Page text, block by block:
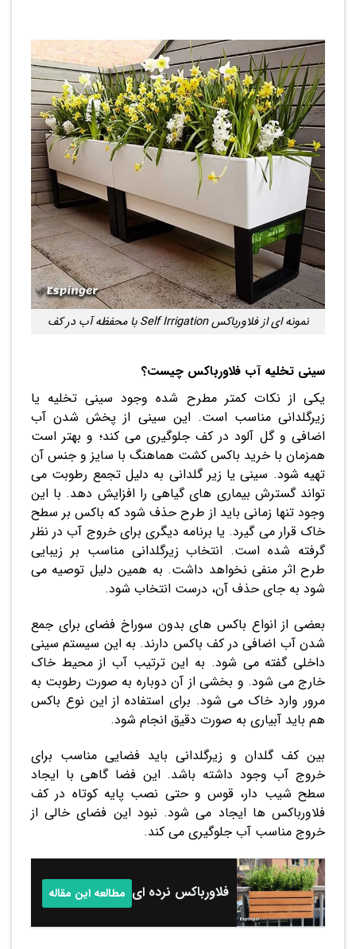
نمونه ای از فلاورباکس Self Irrigation با محفظه آب در کف
سینی تخلیه آب فلاورباکس چیست؟
یکی از نکات کمتر مطرح شده وجود سینی تخلیه یا
زیرگلدانی مناسب است. این سینی از پخش شدن آب
اضافی و گل آلود در کف جلوگیری می کند؛ و بهتر است
همزمان با خرید باکس کشت هماهنگ با سایز و جنس آن
تهیه شود. سینی یا زیر گلدانی به دلیل تجمع رطوبت می
تواند گسترش بیماری های گیاهی را افزایش دهد. با این
وجود تنها زمانی باید از طرح حذف شود که باکس بر سطح
خاک قرار می گیرد. یا برنامه دیگری برای خروج آب در نظر
گرفته شده است. انتخاب زیرگلدانی مناسب بر زیبایی
طرح اثر منفی نخواهد داشت. به همین دلیل توصیه می
شود به جای حذف آن، درست انتخاب شود.
بعضی از انواع باکس های بدون سوراخ فضای برای جمع
شدن آب اضافی در کف باکس دارند. به این سیستم سینی
داخلی گفته می شود. به این ترتیب آب از محیط خاک
خارج می شود. و بخشی از آن دوباره به صورت رطوبت به
مرور وارد خاک می شود. برای استفاده از این نوع باکس
هم باید آبیاری به صورت دقیق انجام شود.
بین کف گلدان و زیرگلدانی باید فضایی مناسب برای
خروج آب وجود داشته باشد. این فضا گاهی با ایجاد
سطح شیب دار، قوس و حتی نصب پایه کوتاه در کف
فلاورباکس ها ایجاد می شود. نبود این فضای خالی از
خروج مناسب آب جلوگیری می کند.
فلاورباکس نرده ای چیست؟
مطالعه این مقاله